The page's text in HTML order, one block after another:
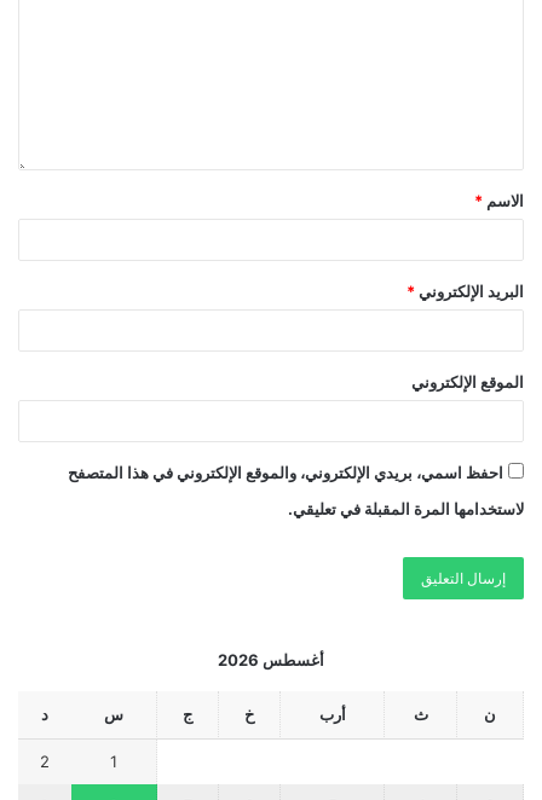
الاسم *
البريد الإلكتروني *
الموقع الإلكتروني
احفظ اسمي، بريدي الإلكتروني، والموقع الإلكتروني في هذا المتصفح
لاستخدامها المرة المقبلة في تعليقي.
أغسطس 2026
ن ث أرب خ ج س د
1
2